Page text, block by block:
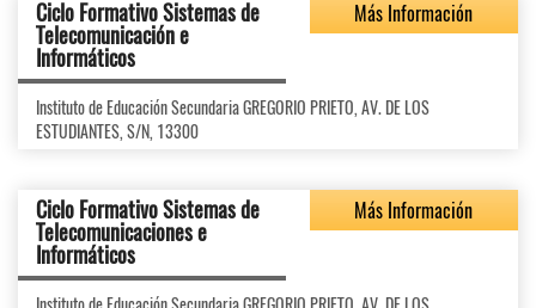
Ciclo Formativo Sistemas de
Telecomunicación e
Informáticos
Más Información
Instituto de Educación Secundaria GREGORIO PRIETO, AV. DE LOS
ESTUDIANTES, S/N, 13300
Ciclo Formativo Sistemas de
Telecomunicaciones e
Informáticos
Más Información